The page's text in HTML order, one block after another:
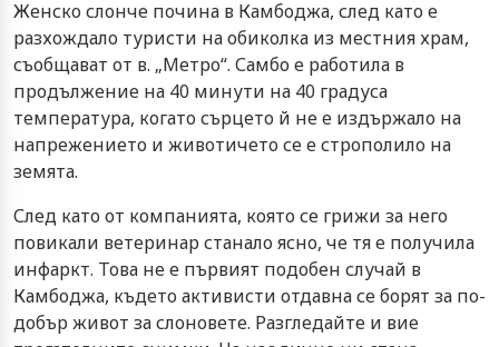
Женско слонче почина в Камбоджа, след като е
разхождало туристи на обиколка из местния храм,
съобщават от в. „Метро“. Самбо е работила в
продължение на 40 минути на 40 градуса
температура, когато сърцето й не е издържало на
напрежението и животичето се е строполило на
земята.
След като от компанията, която се грижи за него
повикали ветеринар станало ясно, че тя е получила
инфаркт. Това не е първият подобен случай в
Камбоджа, където активисти отдавна се борят за по-
добър живот за слоновете. Разгледайте и вие